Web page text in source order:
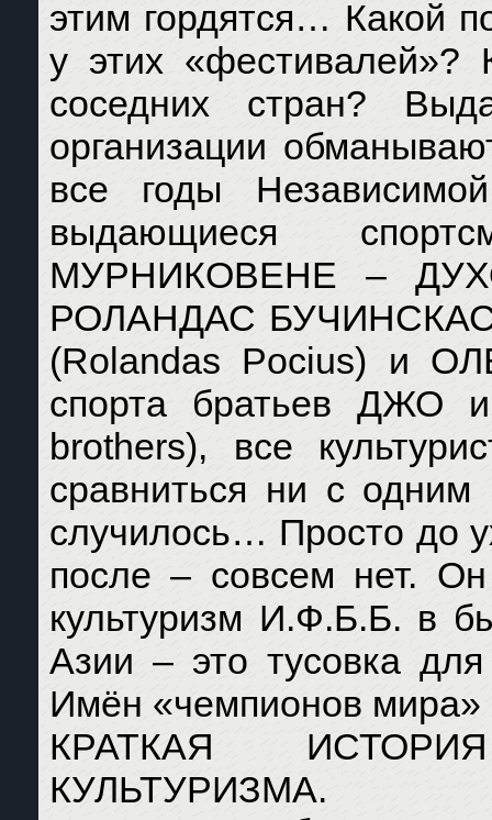
этим гордятся… Какой
у этих
соседних стран?
организации
все годы
выдающиеся
МУРНИКОВЕНЕ –
РОЛАНДАС
(Rolandas Pocius) и
спорта братьев ДЖО
brothers), все
сравниться ни с
случилось… Просто до
после – совсем нет.
культуризм И.Ф.Б.Б. в
Азии – это тусовка
Имён «чемпионов мира»
КРАТКАЯ
КУЛЬТУРИЗМА.